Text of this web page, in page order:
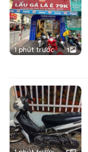
1 phút trước 1